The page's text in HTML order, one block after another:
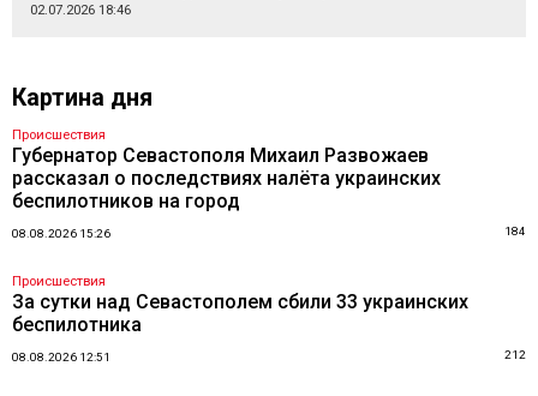
02.07.2026 18:46
Картина дня
Происшествия
Губернатор Севастополя Михаил Развожаев
рассказал о последствиях налёта украинских
беспилотников на город
08.08.2026 15:26 184
Происшествия
За сутки над Севастополем сбили 33 украинских
беспилотника
08.08.2026 12:51 212